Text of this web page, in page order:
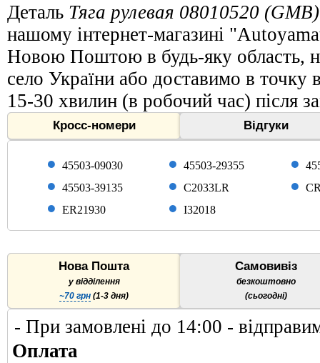
Деталь Тяга рулевая 08010520 (GMB)
нашому інтернет-магазині
Новою Поштою в будь-яку область,
село України або доставимо в точку
15-30 хвилин (в робочий час) після
Кросс-номери Відгуки
45503-09030 45503-29355
45503-39135
C2033LR
ER21930
I32018
Нова Пошта
у відділення
~70 грн (1-3 дня)
Самовивіз
безкоштовно
(сьогодні)
- При замовлені до 14:00 -
Оплата